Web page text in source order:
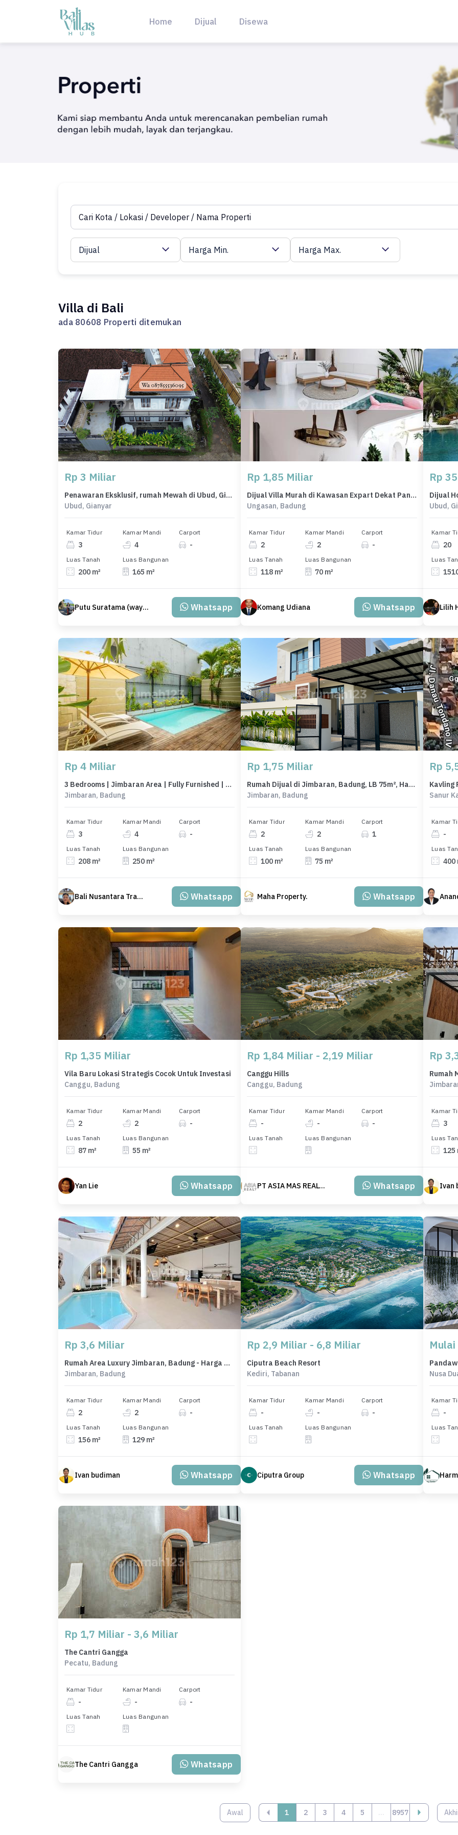
Home Dijual Disewa
Dijual Harga Min. Harga Max.
Villa di Bali
ada 80608 Properti ditemukan
Rp 3 Miliar
Penawaran Eksklusif, rumah Mewah di Ubud, Gianyar, LB 165m²
Ubud, Gianyar
Kamar Tidur
3
Kamar Mandi
4
Carport
-
Luas Tanah
200 m²
Luas Bangunan
165 m²
Putu Suratama (wayanjaka) Whatsapp
Rp 1,85 Miliar
Dijual Villa Murah di Kawasan Expart Dekat Pantai Melasti Ungasan
Ungasan, Badung
Kamar Tidur
2
Kamar Mandi
2
Carport
-
Luas Tanah
118 m²
Luas Bangunan
70 m²
Komang Udiana Whatsapp
Rp
Ubud,
Kamar
20
Luas
Lilih
Rp 4 Miliar
3 Bedrooms | Jimbaran Area | Fully Furnished | Stratgic Locations
Jimbaran, Badung
Kamar Tidur
3
Kamar Mandi
4
Carport
-
Luas Tanah
208 m²
Luas Bangunan
250 m²
Bali Nusantara Travel Whatsapp
Rp 1,75 Miliar
Rumah Dijual di Jimbaran, Badung, LB 75m², Harga Terbaik!
Jimbaran, Badung
Kamar Tidur
2
Kamar Mandi
2
Carport
1
Luas Tanah
100 m²
Luas Bangunan
75 m²
Maha Property. Whatsapp
Rp
Sanur
Kamar
-
Luas
400
Rp 1,35 Miliar
Vila Baru Lokasi Strategis Cocok Untuk Investasi
Canggu, Badung
Kamar Tidur
2
Kamar Mandi
2
Carport
-
Luas Tanah
87 m²
Luas Bangunan
55 m²
Yan Lie Whatsapp
Rp 1,84 Miliar - 2,19 Miliar
Canggu Hills
Canggu, Badung
Kamar Tidur
-
Kamar Mandi
-
Carport
-
Luas Tanah Luas Bangunan
PT ASIA MAS REALTY Whatsapp
Rp
Kamar
3
Luas
125
Ivan
Rp 3,6 Miliar
Rumah Area Luxury Jimbaran, Badung - Harga Menarik 3,6 Miliar
Jimbaran, Badung
Kamar Tidur
2
Kamar Mandi
2
Carport
-
Luas Tanah
156 m²
Luas Bangunan
129 m²
Ivan budiman Whatsapp
Rp 2,9 Miliar - 6,8 Miliar
Ciputra Beach Resort
Kediri, Tabanan
Kamar Tidur
-
Kamar Mandi
-
Carport
-
Luas Tanah Luas Bangunan
Ciputra Group Whatsapp
Nusa
Kamar
-
Luas
Rp 1,7 Miliar - 3,6 Miliar
The Cantri Gangga
Pecatu, Badung
Kamar Tidur
-
Kamar Mandi
-
Carport
-
Luas Tanah Luas Bangunan
The Cantri Gangga Whatsapp
Awal ‹ 1 2 3 4 5 ... 8957